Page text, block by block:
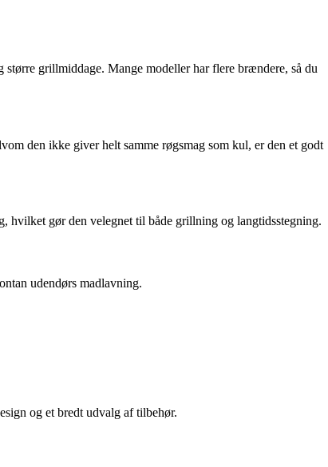
grillmiddage. Mange modeller har flere brændere, så du
den ikke giver helt samme røgsmag som kul, er den et godt
hvilket gør den velegnet til både grillning og langtidsstegning.
udendørs madlavning.
og et bredt udvalg af tilbehør.